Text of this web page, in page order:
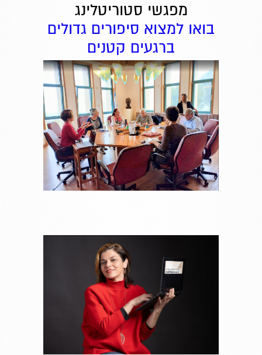
מפגשי סטוריטלינג
בואו למצוא סיפורים גדולים
ברגעים קטנים